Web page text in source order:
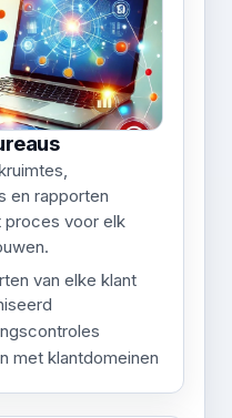
en rapporten
proces voor elk
van elke klant
met klantdomeinen